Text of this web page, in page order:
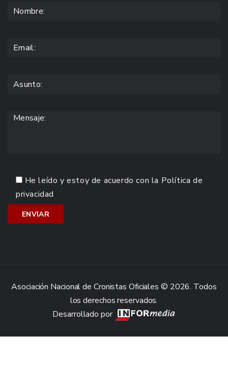
He leído y estoy de acuerdo con la Política de
privacidad
Asociación Nacional de Cronistas Oficiales © 2026. Todos
los derechos reservados.
Desarrollado por